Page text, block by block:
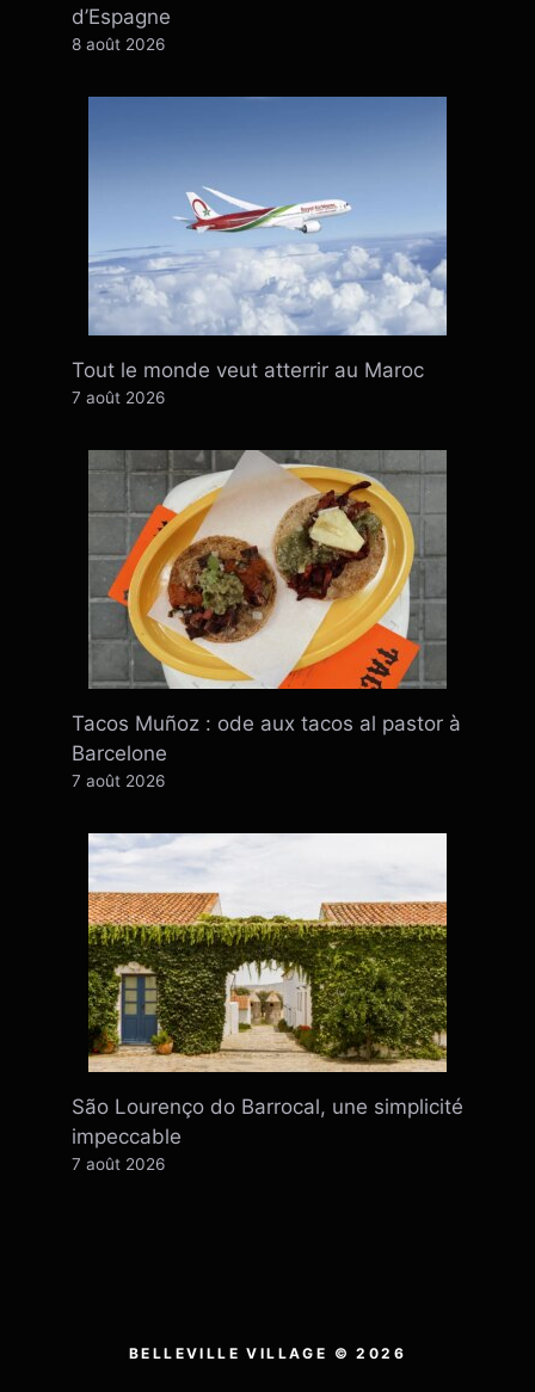
d’Espagne
8 août 2026
Tout le monde veut atterrir au Maroc
7 août 2026
Tacos Muñoz : ode aux tacos al pastor à
Barcelone
7 août 2026
São Lourenço do Barrocal, une simplicité
impeccable
7 août 2026
BELLEVILLE VILLAGE © 2026